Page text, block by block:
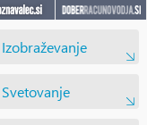
Izobraževanje
Svetovanje